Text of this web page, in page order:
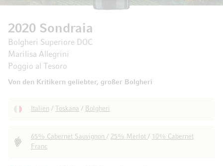
2020 Sondraia
Bolgheri Superiore DOC
Marilisa Allegrini
Poggio al Tesoro
Von den Kritikern geliebter, großer Bolgheri
Italien / Toskana / Bolgheri
65% Cabernet Sauvignon / 25% Merlot / 10% Cabernet
Franc